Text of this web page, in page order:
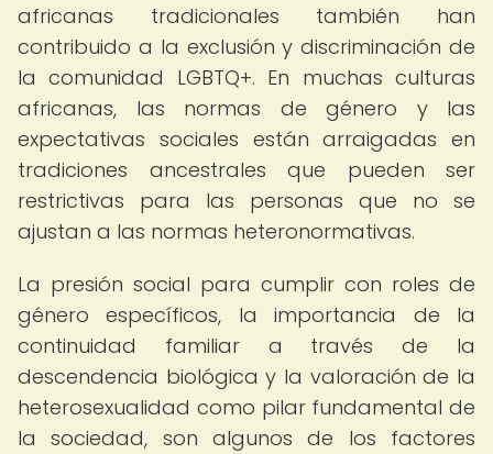
africanas tradicionales también han
contribuido a la exclusión y discriminación de
la comunidad LGBTQ+. En muchas culturas
africanas, las normas de género y las
expectativas sociales están arraigadas en
tradiciones ancestrales que pueden ser
restrictivas para las personas que no se
ajustan a las normas heteronormativas.
La presión social para cumplir con roles de
género específicos, la importancia de la
continuidad familiar a través de la
descendencia biológica y la valoración de la
heterosexualidad como pilar fundamental de
la sociedad, son algunos de los factores